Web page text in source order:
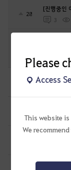
Please
Access
This website
We
28
[진행중인
3
0
캐릭터 이
0
말 7티 8티
자렛의 해